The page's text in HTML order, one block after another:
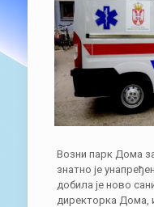
Возни парк Дома
знатно је
добила је ново
директорка Дома,